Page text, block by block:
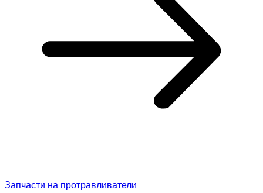
Запчасти на протравливатели